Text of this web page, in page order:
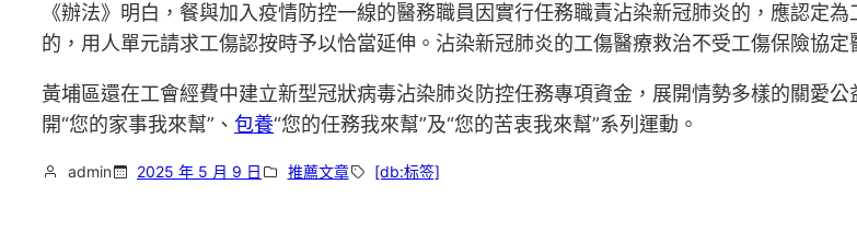
《辦法》明白，餐與加入疫情防控一線的醫務職員因實行任務職責沾染新冠肺炎的，應認定
的，用人單元請求工傷認按時予以恰當延伸。沾染新冠肺炎的工傷醫療救治不受工傷保險協定
黃埔區還在工會經費中建立新型冠狀病毒沾染肺炎防控任務專項資金，展開情勢多樣的關愛
開“您的家事我來幫”、 包養“您的任務我來幫”及“您的苦衷我來幫”系列運動。
admin 2025 年 5 月 9 日 推薦文章 [db:标签]